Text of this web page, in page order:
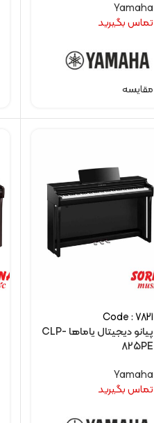
Yamaha
تماس بگیرید
مقایسه
Code : 7821
پیانو دیجیتال یاماها CLP-
825PE
Yamaha
تماس بگیرید